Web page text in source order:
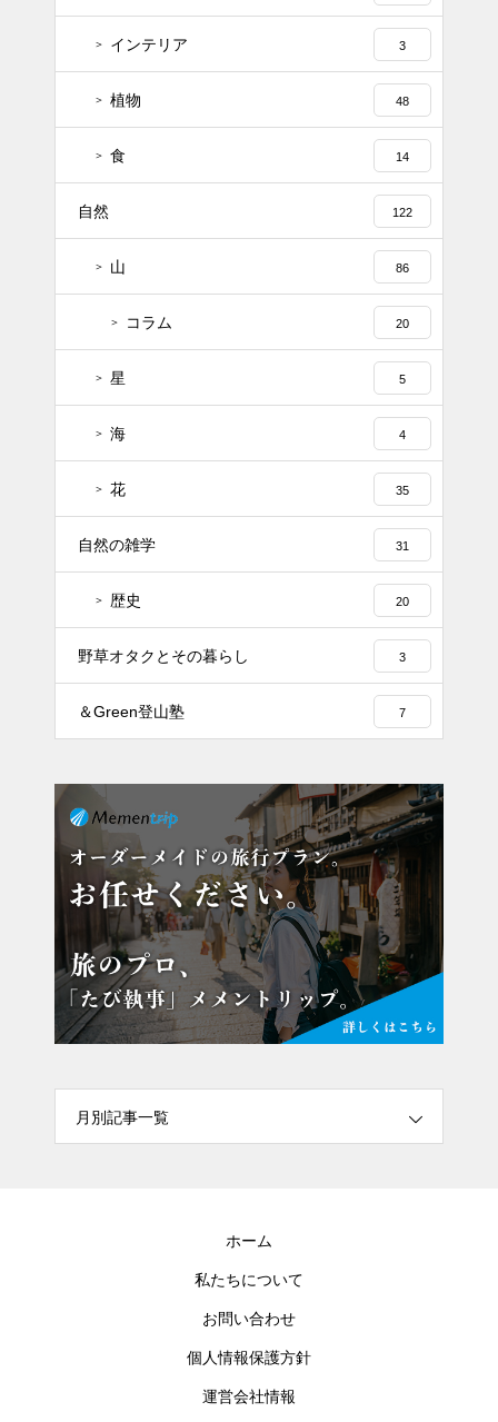
インテリア 3
植物 48
食 14
自然 122
山 86
コラム 20
星 5
海 4
花 35
自然の雑学 31
歴史 20
野草オタクとその暮らし 3
＆Green登山塾 7
月別記事一覧
ホーム
私たちについて
お問い合わせ
個人情報保護方針
運営会社情報